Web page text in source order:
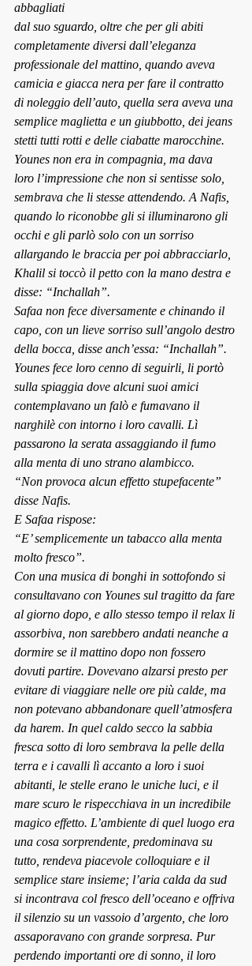
abbagliati
dal suo sguardo, oltre che per gli abiti
completamente diversi dall’eleganza
professionale del mattino, quando aveva
camicia e giacca nera per fare il contratto
di noleggio dell’auto, quella sera aveva una
semplice maglietta e un giubbotto, dei jeans
stetti tutti rotti e delle ciabatte marocchine.
Younes non era in compagnia, ma dava
loro l’impressione che non si sentisse solo,
sembrava che li stesse attendendo. A Nafis,
quando lo riconobbe gli si illuminarono gli
occhi e gli parlò solo con un sorriso
allargando le braccia per poi abbracciarlo,
Khalil si toccò il petto con la mano destra e
disse: “Inchallah”.
Safaa non fece diversamente e chinando il
capo, con un lieve sorriso sull’angolo destro
della bocca, disse anch’essa: “Inchallah”.
Younes fece loro cenno di seguirli, li portò
sulla spiaggia dove alcuni suoi amici
contemplavano un falò e fumavano il
narghilè con intorno i loro cavalli. Lì
passarono la serata assaggiando il fumo
alla menta di uno strano alambicco.
“Non provoca alcun effetto stupefacente”
disse Nafis.
E Safaa rispose:
“E’ semplicemente un tabacco alla menta
molto fresco”.
Con una musica di bonghi in sottofondo si
consultavano con Younes sul tragitto da fare
al giorno dopo, e allo stesso tempo il relax li
assorbiva, non sarebbero andati neanche a
dormire se il mattino dopo non fossero
dovuti partire. Dovevano alzarsi presto per
evitare di viaggiare nelle ore più calde, ma
non potevano abbandonare quell’atmosfera
da harem. In quel caldo secco la sabbia
fresca sotto di loro sembrava la pelle della
terra e i cavalli lì accanto a loro i suoi
abitanti, le stelle erano le uniche luci, e il
mare scuro le rispecchiava in un incredibile
magico effetto. L’ambiente di quel luogo era
una cosa sorprendente, predominava su
tutto, rendeva piacevole colloquiare e il
semplice stare insieme; l’aria calda da sud
si incontrava col fresco dell’oceano e offriva
il silenzio su un vassoio d’argento, che loro
assaporavano con grande sorpresa. Pur
perdendo importanti ore di sonno, il loro